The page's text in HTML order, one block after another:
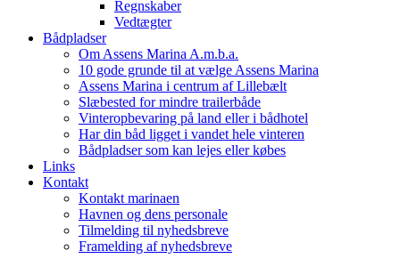
Regnskaber
Vedtægter
Bådpladser
Om Assens Marina A.m.b.a.
10 gode grunde til at vælge Assens Marina
Assens Marina i centrum af Lillebælt
Slæbested for mindre trailerbåde
Vinteropbevaring på land eller i bådhotel
Har din båd ligget i vandet hele vinteren
Bådpladser som kan lejes eller købes
Links
Kontakt
Kontakt marinaen
Havnen og dens personale
Tilmelding til nyhedsbreve
Framelding af nyhedsbreve